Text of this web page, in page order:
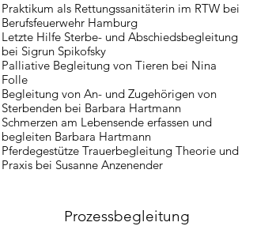
Praktikum als Rettungssanitäterin im RTW bei
Berufsfeuerwehr Hamburg
Letzte Hilfe Sterbe- und Abschiedsbegleitung
bei Sigrun Spikofsky
Palliative Begleitung von Tieren bei Nina
Folle
Begleitung von An- und Zugehörigen von
Sterbenden bei Barbara Hartmann
Schmerzen am Lebensende erfassen und
begleiten Barbara Hartmann​
Pferdegestütze Trauerbegleitung Theorie und
Praxis bei Susanne Anzenender
Prozessbegleitung